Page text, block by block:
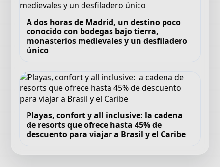
A dos horas de Madrid, un destino poco
conocido con bodegas bajo tierra,
monasterios medievales y un desfiladero
único
Playas, confort y all inclusive: la cadena
de resorts que ofrece hasta 45% de
descuento para viajar a Brasil y el Caribe